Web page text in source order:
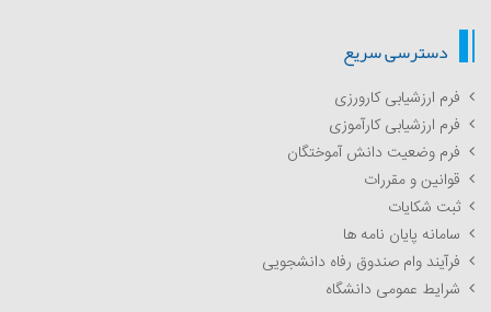
دسترسی سریع
فرم ارزشیابی کارورزی
فرم ارزشیابی کارآموزی
فرم وضعیت دانش آموختگان
قوانین و مقررات
ثبت شکایات
سامانه پایان نامه ها
فرآیند وام صندوق رفاه دانشجویی
شرایط عمومی دانشگاه